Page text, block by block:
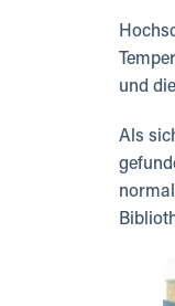
und
Als